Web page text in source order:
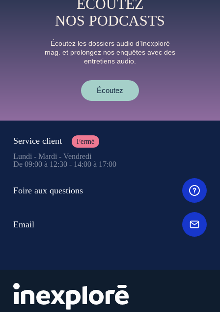
ÉCOUTEZ
NOS PODCASTS
Écoutez les dossiers audio d’Inexploré
mag. et prolongez nos enquêtes avec des
entretiens audio.
Écoutez
Service client Fermé
Lundi - Mardi - Vendredi
De 09:00 à 12:30 - 14:00 à 17:00
Foire aux questions
Email